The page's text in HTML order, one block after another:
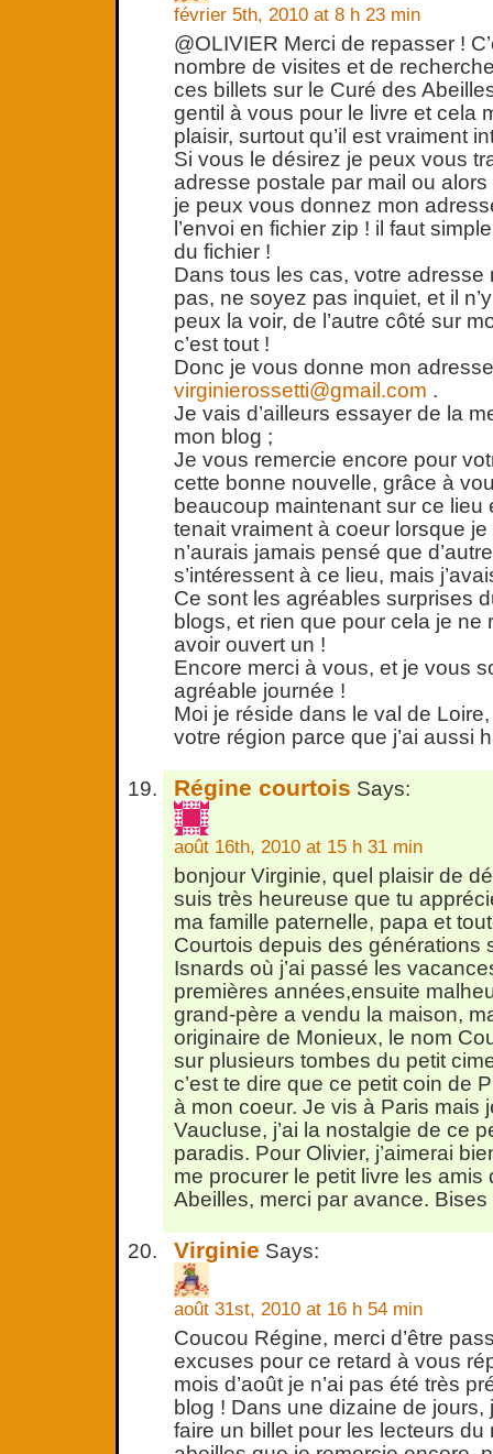
février 5th, 2010 at 8 h 23 min
@OLIVIER Merci de repasser !
nombre de visites et de
ces billets sur le Curé des
gentil à vous pour le livre et cela
plaisir, surtout qu’il est vraiment
Si vous le désirez je peux vous
adresse postale par mail ou
je peux vous donnez mon
l’envoi en fichier zip ! il faut
du fichier !
Dans tous les cas, votre adresse
pas, ne soyez pas inquiet, et il
peux la voir, de l’autre côté sur
c’est tout !
Donc je vous donne mon
virginierossetti@gmail.com .
Je vais d’ailleurs essayer de la
mon blog ;
Je vous remercie encore pour
cette bonne nouvelle, grâce à
beaucoup maintenant sur ce lieu
tenait vraiment à coeur lorsque
n’aurais jamais pensé que
s’intéressent à ce lieu, mais
Ce sont les agréables surprises
blogs, et rien que pour cela je ne
avoir ouvert un !
Encore merci à vous, et je vous
agréable journée !
Moi je réside dans le val de
votre région parce que j’ai aussi
Régine courtois Says:
août 16th, 2010 at 15 h 31 min
bonjour Virginie, quel plaisir de
suis très heureuse que tu
ma famille paternelle, papa et
Courtois depuis des générations
Isnards où j’ai passé les
premières années,ensuite
grand-père a vendu la maison,
originaire de Monieux, le nom
sur plusieurs tombes du petit
c’est te dire que ce petit coin de
à mon coeur. Je vis à Paris mais
Vaucluse, j’ai la nostalgie de ce
paradis. Pour Olivier, j’aimerai
me procurer le petit livre les amis
Abeilles, merci par avance.
Virginie Says:
août 31st, 2010 at 16 h 54 min
Coucou Régine, merci d’être
excuses pour ce retard à vous
mois d’août je n’ai pas été très
blog ! Dans une dizaine de jours,
faire un billet pour les lecteurs du